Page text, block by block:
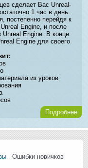
сделает Вас Unreal-
1 час в день.
постепенно перейдя к
Engine, и после
Unreal Engine. В конце
Engine для своего
из уроков
Подробнее
- Ошибки новичков